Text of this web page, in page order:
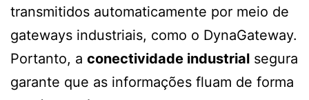
transmitidos automaticamente por meio de
gateways industriais, como o DynaGateway.
Portanto, a conectividade industrial segura
garante que as informações fluam de forma